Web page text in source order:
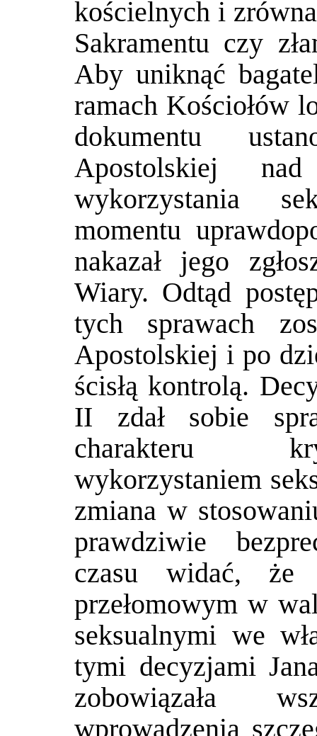
kościelnych i
Sakramentu czy
Aby uniknąć
ramach Kościołów
dokumentu
Apostolskiej
wykorzystania
momentu
nakazał jego
Wiary. Odtąd
tych sprawach
Apostolskiej i po
ścisłą kontrolą.
II zdał sobie
charakteru
wykorzystaniem
zmiana w
prawdziwie
czasu widać, że
przełomowym w
seksualnymi we
tymi decyzjami
zobowiązała
wprowadzenia